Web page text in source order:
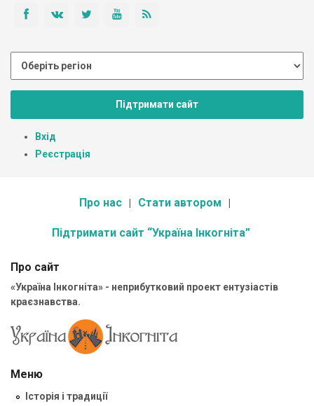
Підтримати сайт
Вхід
Реєстрація
Про нас Стати автором
Підтримати сайт “Україна Інкогніта”
Про сайт
«Україна Інкогніта» - неприбутковий проект ентузіастів
краєзнавства.
Меню
Історія і традиції